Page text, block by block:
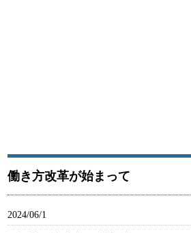
働き方改革が始まって
2024/06/1